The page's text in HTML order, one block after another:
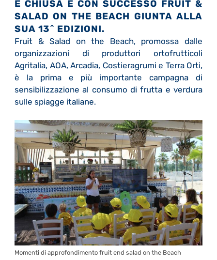
È CHIUSA E CON SUCCESSO FRUIT &
SALAD ON THE BEACH GIUNTA ALLA
SUA 13^ EDIZIONI.
Fruit & Salad on the Beach, promossa dalle
organizzazioni di produttori ortofrutticoli
Agritalia, AOA, Arcadia, Costieragrumi e Terra Orti,
è la prima e più importante campagna di
sensibilizzazione al consumo di frutta e verdura
sulle spiagge italiane.
Momenti di approfondimento fruit end salad on the Beach